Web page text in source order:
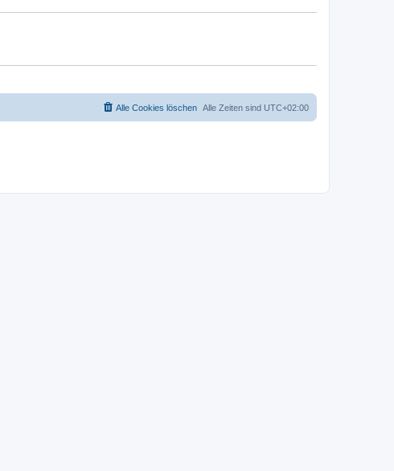
Alle Zeiten sind UTC+02:00
Alle Cookies löschen